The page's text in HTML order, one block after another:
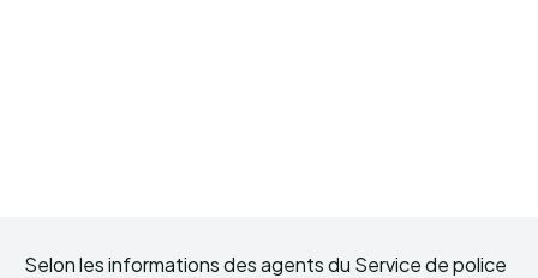
Selon les informations des agents du Service de police